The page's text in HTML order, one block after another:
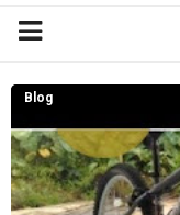
Blog